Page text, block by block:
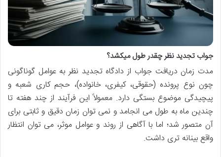
جواب تجدید نظر چقدر طول میکشد؟
مدت زمان دریافت جواب از دادگاه تجدید نظر به عوامل گوناگونی
چون نوع پرونده (حقوقی، کیفری، خانواده)، حجم کاری شعبه و
پیچیدگی موضوع بستگی دارد. معمولاً این فرآیند از چند هفته تا
چندین ماه به طول می انجامد و نمی توان زمان دقیق و ثابتی برای
آن متصور شد؛ اما با آگاهی از روند و عوامل موثر، می توان انتظار
واقع بینانه تری داشت.